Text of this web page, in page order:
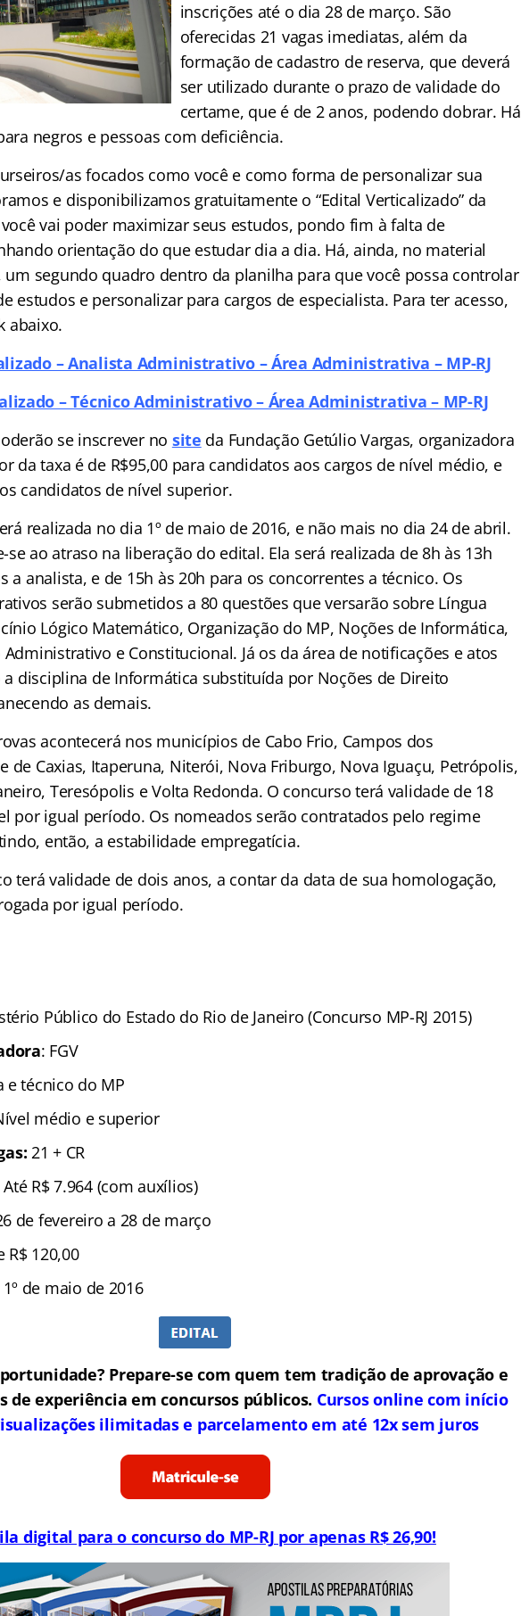
inscrições até o dia 28 de março. São
oferecidas 21 vagas imediatas, além da
formação de cadastro de reserva, que deverá
ser utilizado durante o prazo de validade do
certame, que é de 2 anos, podendo dobrar. Há
negros e pessoas com deficiência.
as focados como você e como forma de personalizar sua
e disponibilizamos gratuitamente o “Edital Verticalizado” da
vai poder maximizar seus estudos, pondo fim à falta de
orientação do que estudar dia a dia. Há, ainda, no material
um segundo quadro dentro da planilha para que você possa controlar
estudos e personalizar para cargos de especialista. Para ter acesso,
abaixo.
– Analista Administrativo – Área Administrativa – MP-RJ
– Técnico Administrativo – Área Administrativa – MP-RJ
se inscrever no site da Fundação Getúlio Vargas, organizadora
da taxa é de R$95,00 para candidatos aos cargos de nível médio, e
candidatos de nível superior.
realizada no dia 1º de maio de 2016, e não mais no dia 24 de abril.
se ao atraso na liberação do edital. Ela será realizada de 8h às 13h
a analista, e de 15h às 20h para os concorrentes a técnico. Os
serão submetidos a 80 questões que versarão sobre Língua
Lógico Matemático, Organização do MP, Noções de Informática,
e Constitucional. Já os da área de notificações e atos
disciplina de Informática substituída por Noções de Direito
as demais.
acontecerá nos municípios de Cabo Frio, Campos dos
de Caxias, Itaperuna, Niterói, Nova Friburgo, Nova Iguaçu, Petrópolis,
Teresópolis e Volta Redonda. O concurso terá validade de 18
por igual período. Os nomeados serão contratados pelo regime
então, a estabilidade empregatícia.
terá validade de dois anos, a contar da data de sua homologação,
por igual período.
Público do Estado do Rio de Janeiro (Concurso MP-RJ 2015)
: FGV
e técnico do MP
médio e superior
21 + CR
Até R$ 7.964 (com auxílios)
de fevereiro a 28 de março
R$ 120,00
1º de maio de 2016
Prepare-se com quem tem tradição de aprovação e
de experiência em concursos públicos. Cursos online com início
ilimitadas e parcelamento em até 12x sem juros
digital para o concurso do MP-RJ por apenas R$ 26,90!